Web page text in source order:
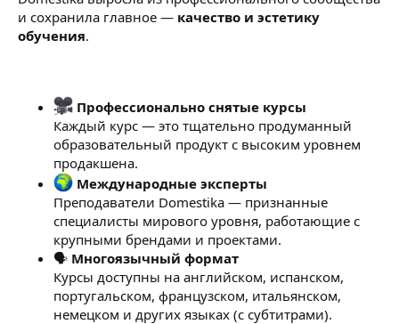
и сохранила главное — качество и эстетику
обучения.
Профессионально снятые курсы
Каждый курс — это тщательно продуманный
образовательный продукт с высоким уровнем
продакшена.
Международные эксперты
Преподаватели Domestika — признанные
специалисты мирового уровня, работающие с
крупными брендами и проектами.
🗣 Многоязычный формат
Курсы доступны на английском, испанском,
португальском, французском, итальянском,
немецком и других языках (с субтитрами).